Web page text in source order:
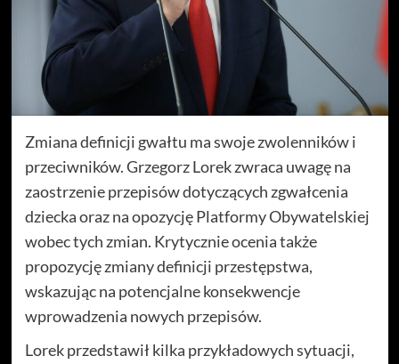
Zmiana definicji gwałtu ma swoje zwolenników i
przeciwników. Grzegorz Lorek zwraca uwagę na
zaostrzenie przepisów dotyczących zgwałcenia
dziecka oraz na opozycję Platformy Obywatelskiej
wobec tych zmian. Krytycznie ocenia także
propozycję zmiany definicji przestępstwa,
wskazując na potencjalne konsekwencje
wprowadzenia nowych przepisów.
Lorek przedstawił kilka przykładowych sytuacji,